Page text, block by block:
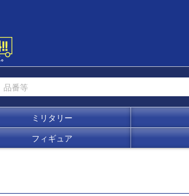
ミリタリー
フィギュア